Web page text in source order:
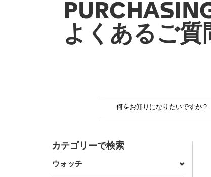
よくあるご質
カテゴリーで検索
ウォッチ